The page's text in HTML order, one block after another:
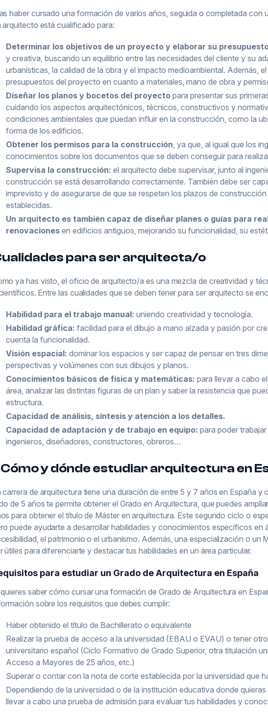
haber cursado una formación de varios años, seguida o completada con
arquitecto está cualificado para:
Determinar los objetivos de un proyecto y elaborar su
y creativa, buscando un equilibrio entre las necesidades del cliente y su
urbanísticas, la calidad de la obra y el impacto medioambiental. Además,
presupuestos del proyecto en cuanto a materiales, mano de obra y
Diseñar los planos y bocetos del proyecto para presentar sus
cuidando los aspectos arquitectónicos, técnicos, constructivos y
condiciones ambientales que puedan influir en la construcción, como la
forma de los edificios.
Obtener los permisos para la construcción , ya que, al igual que los
conocimientos sobre los documentos que se deben conseguir para
Supervisa la construcción: el arquitecto debe supervisar, junto al
construcción se está desarrollando correctamente. También debe ser
imprevisto y de asegurarse de que se respeten los plazos de
establecidas.
Un arquitecto es también capaz de diseñar planes o guías para
renovaciones en edificios antiguos, mejorando su funcionalidad, su
para ser arquitecta/o
ya has visto, el oficio de arquitecto/a es una mezcla de creatividad y
Entre las cualidades que se deben tener para ser arquitecto se
Habilidad para el trabajo manual: uniendo creatividad y tecnología.
Habilidad gráfica: facilidad para el dibujo a mano alzada y pasión por
cuenta la funcionalidad.
Visión espacial: dominar los espacios y ser capaz de pensar en tres
perspectivas y volúmenes con sus dibujos y planos.
Conocimientos básicos de física y matemáticas: para llevar a cabo
área, analizar las distintas figuras de un plan y saber la resistencia que
estructura.
Capacidad de análisis, síntesis y atención a los detalles.
Capacidad de adaptación y de trabajo en equipo: para poder
ingenieros, diseñadores, constructores, obreros…
y dónde estudiar arquitectura en
carrera de arquitectura tiene una duración de entre 5 y 7 años en España y
de 5 años te permite obtener el Grado en Arquitectura, que puedes
para obtener el título de Máster en arquitectura. Este segundo ciclo o
puede ayudarte a desarrollar habilidades y conocimientos específicos en
el patrimonio o el urbanismo. Además, una especialización o un
útiles para diferenciarte y destacar tus habilidades en un área particular.
para estudiar un Grado de Arquitectura en España
saber cómo cursar una formación de Grado de Arquitectura en
sobre los requisitos que debes cumplir:
Haber obtenido el título de Bachillerato o equivalente
Realizar la prueba de acceso a la universidad (EBAU o EVAU) o tener
universitario español (Ciclo Formativo de Grado Superior, otra titulación
Acceso a Mayores de 25 años, etc.)
Superar o contar con la nota de corte establecida por la universidad que
Dependiendo de la universidad o de la institución educativa donde
llevar a cabo una prueba de admisión para evaluar tus habilidades y